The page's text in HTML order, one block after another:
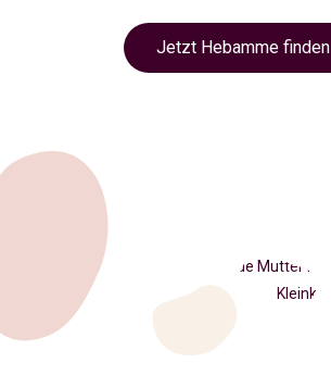
Jetzt Hebamme finden